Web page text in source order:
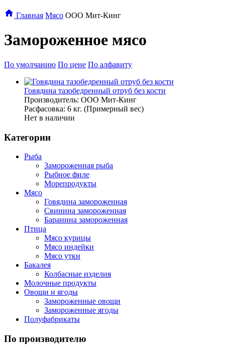
Главная Мясо ООО Мит-Кинг
Замороженное мясо
По умолчанию По цене По алфавиту
Говядина тазобедренный отруб без кости
Производитель: ООО Мит-Кинг
Расфасовка: 6 кг. (Примерный вес)
Нет в наличии
Категории
Рыба
Замороженная рыба
Рыбное филе
Морепродукты
Мясо
Говядина замороженная
Свинина замороженная
Баранина замороженная
Птица
Мясо курицы
Мясо индейки
Мясо утки
Бакалея
Колбасные изделия
Молочные продукты
Овощи и ягоды
Замороженные овощи
Замороженные ягоды
Полуфабрикаты
По производителю